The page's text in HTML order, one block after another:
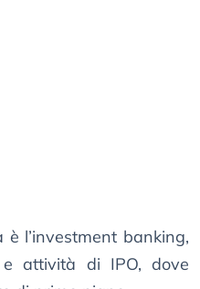
l’investment banking,
attività di IPO, dove